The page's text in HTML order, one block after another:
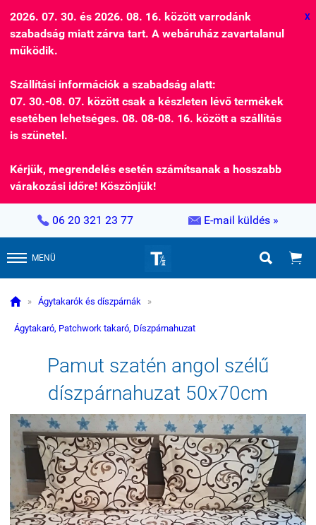
2026. 07. 30. és 2026. 08. 16. között varrodánk
szabadság miatt zárva tart. A webáruház zavartalanul
működik.
Szállítási információk a szabadság alatt:
07. 30.-08. 07. között csak a készleten lévő termékek
esetében lehetséges. 08. 08-08. 16. között a szállítás
is szünetel.
Kérjük, megrendelés esetén számítsanak a hosszabb
várakozási időre! Köszönjük!
X
 06 20 321 23 77  E-mail küldés »
MENÜ  
 » Ágytakarók és díszpárnák »
Ágytakaró, Patchwork takaró, Díszpárnahuzat
Pamut szatén angol szélű
díszpárnahuzat 50x70cm